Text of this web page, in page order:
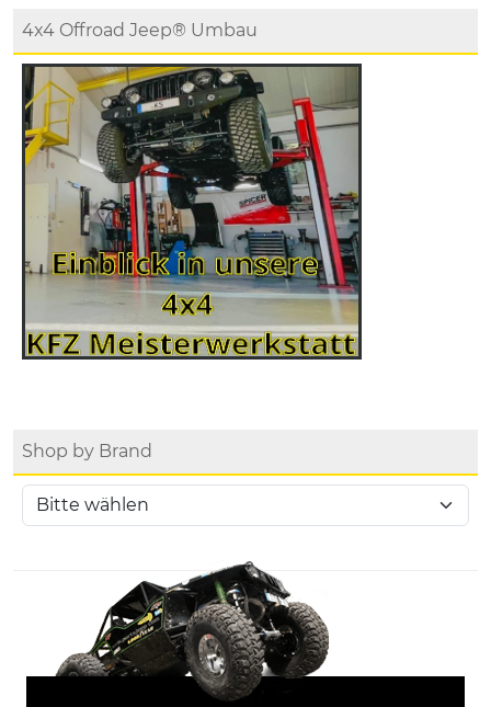
4x4 Offroad Jeep® Umbau
Shop by Brand